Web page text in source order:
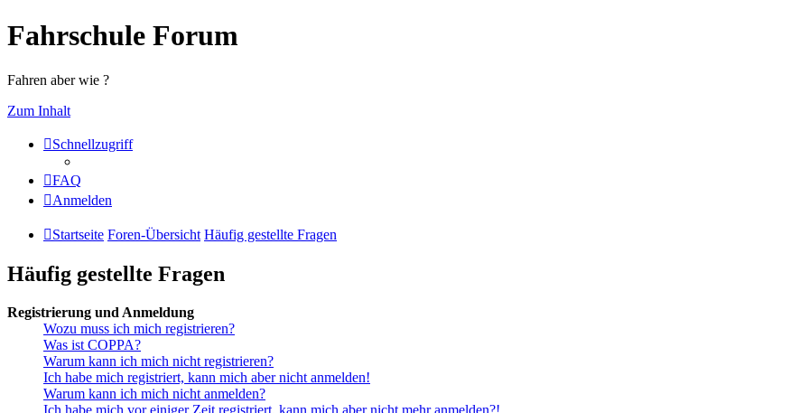
Fahrschule Forum
Fahren aber wie ?
Zum Inhalt
Schnellzugriff
FAQ
Anmelden
Startseite Foren-Übersicht Häufig gestellte Fragen
Häufig gestellte Fragen
Registrierung und Anmeldung
Wozu muss ich mich registrieren?
Was ist COPPA?
Warum kann ich mich nicht registrieren?
Ich habe mich registriert, kann mich aber nicht anmelden!
Warum kann ich mich nicht anmelden?
Ich habe mich vor einiger Zeit registriert, kann mich aber nicht mehr anmelden?!